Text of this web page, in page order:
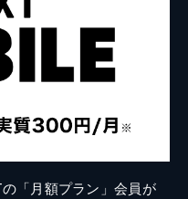
「月額プラン」会員が